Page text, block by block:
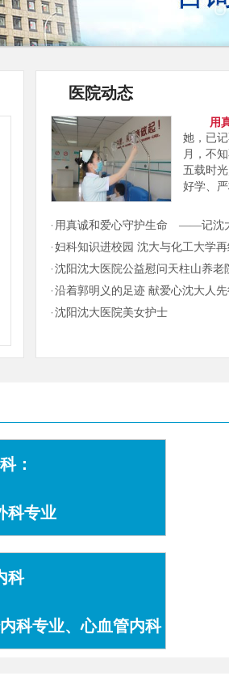
医院动态
用
她，已
月，不
五载时
好学、
用真诚和爱心守护生命 ——记沈
妇科知识进校园 沈大与化工大学
沈阳沈大医院公益慰问天柱山养老
沿着郭明义的足迹 献爱心沈大人先
沈阳沈大医院美女护士
：
科专业
科
科专业、心血管内科